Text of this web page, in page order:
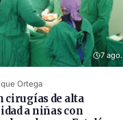
7 ago.
Ortega
cirugías de alta
a niñas con